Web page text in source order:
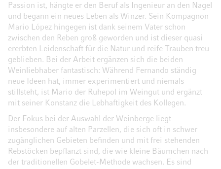
Passion ist, hängte er den Beruf als Ingenieur an den Nagel
und begann ein neues Leben als Winzer. Sein Kompagnon
Mario López hingegen ist dank seinem Vater schon
zwischen den Reben groß geworden und ist dieser quasi
ererbten Leidenschaft für die Natur und reife Trauben treu
geblieben. Bei der Arbeit ergänzen sich die beiden
Weinliebhaber fantastisch: Während Fernando ständig
neue Ideen hat, immer experimentiert und niemals
stillsteht, ist Mario der Ruhepol im Weingut und ergänzt
mit seiner Konstanz die Lebhaftigkeit des Kollegen.
Der Fokus bei der Auswahl der Weinberge liegt
insbesondere auf alten Parzellen, die sich oft in schwer
zugänglichen Gebieten befinden und mit frei stehenden
Rebstöcken bepflanzt sind, die wie kleine Bäumchen nach
der traditionellen Gobelet-Methode wachsen. Es sind